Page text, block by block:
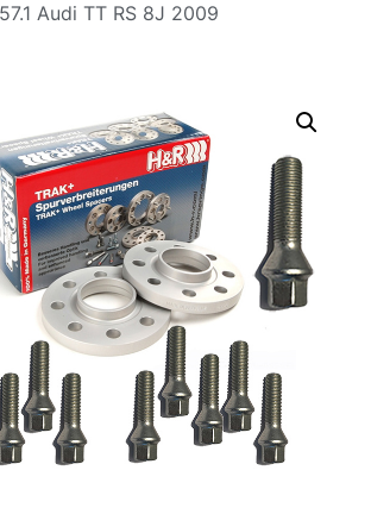
Audi TT RS 8J 2009